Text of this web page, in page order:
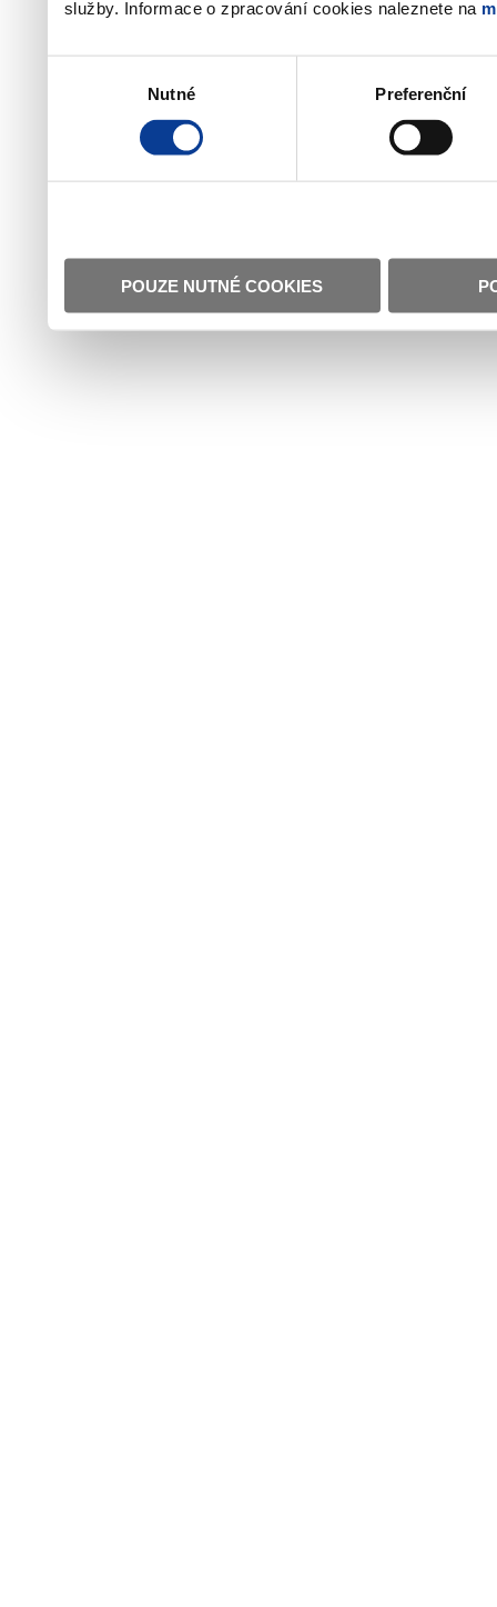
služby. Informace o zpracování cookies naleznete na
Nutné Preferenční
POUZE NUTNÉ COOKIES